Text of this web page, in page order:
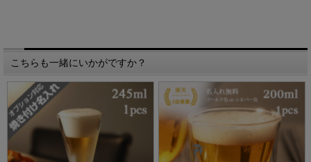
こちらも一緒にいかがですか？